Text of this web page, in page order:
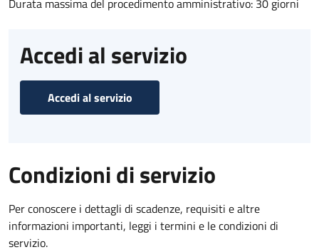
Accedi al servizio
Accedi al servizio
Condizioni di servizio
Per conoscere i dettagli di scadenze, requisiti e altre
informazioni importanti, leggi i termini e le condizioni di
servizio.